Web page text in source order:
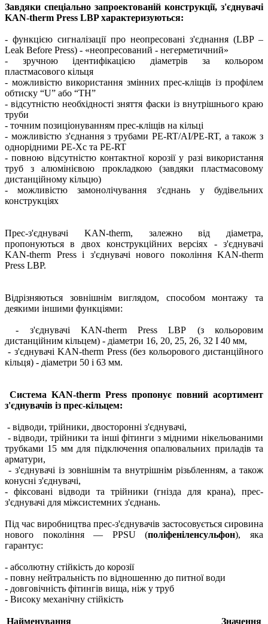
Завдяки спеціально запроектованій конструкції, з'єднувачі
KAN-therm Press LBP характеризуються:
- функцією сигналізації про неопресовані з'єднання (LBP –
Leak Before Press) - «неопресований - негерметичний»
- зручною ідентифікацією діаметрів за кольором
пластмасового кільця
- можливістю використання змінних прес-кліщів із профілем
обтиску “U” або “TH”
- відсутністю необхідності зняття фаски із внутрішнього краю
труби
- точним позиціонуванням прес-кліщів на кільці
- можливістю з'єднання з трубами PE-RT/AI/PE-RT, а також з
однорідними PE-Xc та PE-RT
- повною відсутністю контактної корозії у разі використання
труб з алюмінієвою прокладкою (завдяки пластмасовому
дистанційному кільцю)
- можливістю замонолічування з'єднань у будівельних
конструкціях
Прес-з'єднувачі KAN-therm, залежно від діаметра,
пропонуються в двох конструкційних версіях - з'єднувачі
KAN-therm Press і з'єднувачі нового покоління KAN-therm
Press LBP.
Відрізняються зовнішнім виглядом, способом монтажу та
деякими іншими функціями:
- з'єднувачі KAN-therm Press LBP (з кольоровим
дистанційним кільцем) - діаметри 16, 20, 25, 26, 32 І 40 мм,
- з'єднувачі KAN-therm Press (без кольорового дистанційного
кільця) - діаметри 50 і 63 мм.
Система KAN-therm Press пропонує повний асортимент
з'єднувачів із прес-кільцем:
- відводи, трійники, двосторонні з'єднувачі,
- відводи, трійники та інші фітинги з мідними нікельованими
трубками 15 мм для підключення опалювальних приладів та
арматури,
- з'єднувачі із зовнішнім та внутрішнім різьбленням, а також
конусні з'єднувачі,
- фіксовані відводи та трійники (гнізда для крана), прес-
з'єднувачі для міжсистемних з'єднань.
Під час виробництва прес-з'єднувачів застосовується сировина
нового покоління — PPSU (поліфеніленсульфон), яка
гарантує:
- абсолютну стійкість до корозії
- повну нейтральність по відношенню до питної води
- довговічність фітингів вища, ніж у труб
- Високу механічну стійкість
Найменування Значення